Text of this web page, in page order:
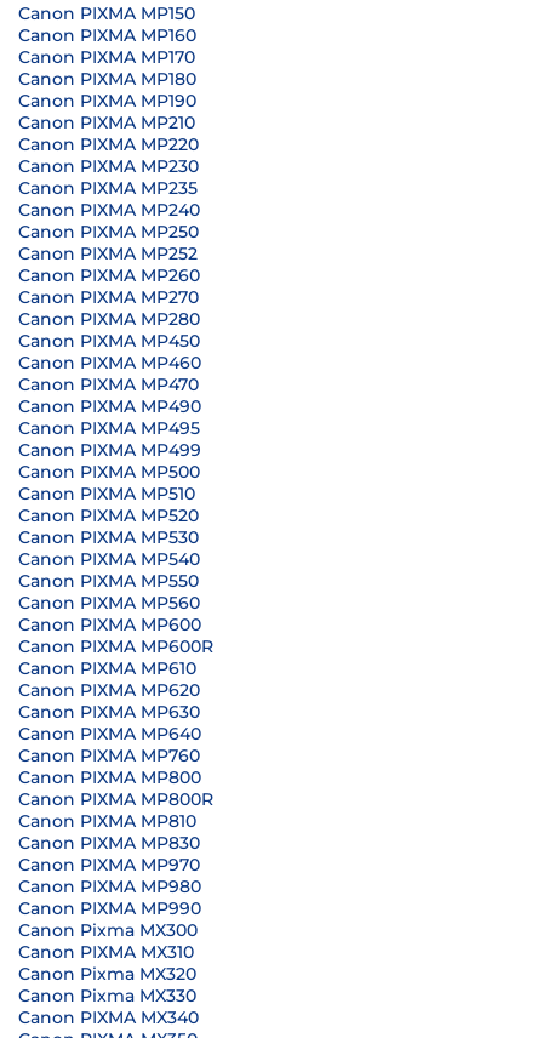
Canon PIXMA MP150
Canon PIXMA MP160
Canon PIXMA MP170
Canon PIXMA MP180
Canon PIXMA MP190
Canon PIXMA MP210
Canon PIXMA MP220
Canon PIXMA MP230
Canon PIXMA MP235
Canon PIXMA MP240
Canon PIXMA MP250
Canon PIXMA MP252
Canon PIXMA MP260
Canon PIXMA MP270
Canon PIXMA MP280
Canon PIXMA MP450
Canon PIXMA MP460
Canon PIXMA MP470
Canon PIXMA MP490
Canon PIXMA MP495
Canon PIXMA MP499
Canon PIXMA MP500
Canon PIXMA MP510
Canon PIXMA MP520
Canon PIXMA MP530
Canon PIXMA MP540
Canon PIXMA MP550
Canon PIXMA MP560
Canon PIXMA MP600
Canon PIXMA MP600R
Canon PIXMA MP610
Canon PIXMA MP620
Canon PIXMA MP630
Canon PIXMA MP640
Canon PIXMA MP760
Canon PIXMA MP800
Canon PIXMA MP800R
Canon PIXMA MP810
Canon PIXMA MP830
Canon PIXMA MP970
Canon PIXMA MP980
Canon PIXMA MP990
Canon Pixma MX300
Canon PIXMA MX310
Canon Pixma MX320
Canon Pixma MX330
Canon PIXMA MX340